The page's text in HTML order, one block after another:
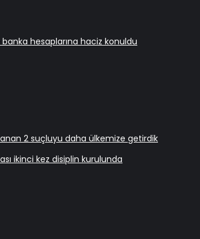
banka hesaplarına haciz konuldu
2 suçluyu daha ülkemize getirdik
ikinci kez disiplin kurulunda